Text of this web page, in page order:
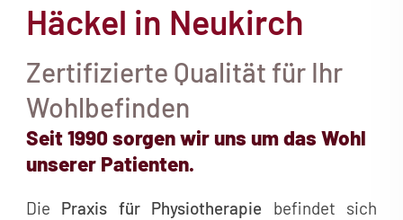
Häckel in Neukirch
Zertifizierte Qualität für Ihr
Wohlbefinden
Seit 1990 sorgen wir uns um das Wohl
unserer Patienten.
Die Praxis für Physiotherapie befindet sich